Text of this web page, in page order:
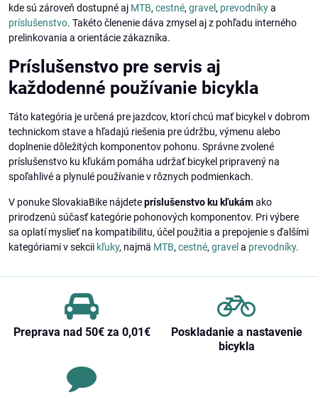
kde sú zároveň dostupné aj MTB,cestné,gravel, prevodníkya
príslušenstvo. Takéto členenie dáva zmysel aj z pohľadu interného
prelinkovania a orientácie zákazníka.
Príslušenstvo pre servis aj
každodenné používanie bicykla
Táto kategória je určená pre jazdcov, ktorí chcú mať bicykel v dobrom
technickom stave a hľadajú riešenia pre údržbu, výmenu alebo
doplnenie dôležitých komponentov pohonu. Správne zvolené
príslušenstvo ku kľukám pomáha udržať bicykel pripravený na
spoľahlivé a plynulé používanie v rôznych podmienkach.
V ponuke SlovakiaBike nájdetepríslušenstvo ku kľukámako
prirodzenú súčasť kategórie pohonových komponentov. Pri výbere
sa oplatí myslieť na kompatibilitu, účel použitia a prepojenie s ďalšími
kategóriami v sekcii kľuky, najmä MTB,cestné,gravel a prevodníky.
Preprava nad 50€ za 0,01€
Poskladanie a nastavenie
bicykla